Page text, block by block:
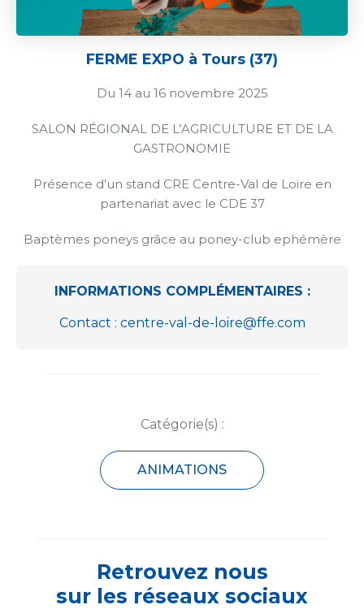
FERME EXPO à Tours (37)
Du 14 au 16 novembre 2025
SALON RÉGIONAL DE L’AGRICULTURE ET DE LA
GASTRONOMIE
Présence d’un stand CRE Centre-Val de Loire en
partenariat avec le CDE 37
Baptèmes poneys grâce au poney-club ephémère
INFORMATIONS COMPLÉMENTAIRES :
Contact : centre-val-de-loire@ffe.com
Catégorie(s) :
ANIMATIONS
Retrouvez nous
sur les réseaux sociaux